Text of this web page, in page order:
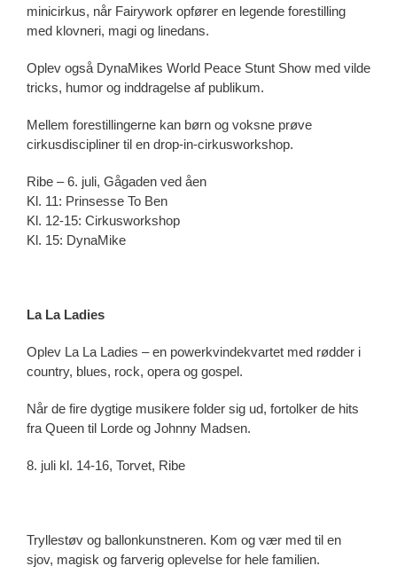
minicirkus, når Fairywork opfører en legende forestilling
med klovneri, magi og linedans.
Oplev også DynaMikes World Peace Stunt Show med vilde
tricks, humor og inddragelse af publikum.
Mellem forestillingerne kan børn og voksne prøve
cirkusdiscipliner til en drop-in-cirkusworkshop.
Ribe – 6. juli, Gågaden ved åen
Kl. 11: Prinsesse To Ben
Kl. 12-15: Cirkusworkshop
Kl. 15: DynaMike
La La Ladies
Oplev La La Ladies – en powerkvindekvartet med rødder i
country, blues, rock, opera og gospel.
Når de fire dygtige musikere folder sig ud, fortolker de hits
fra Queen til Lorde og Johnny Madsen.
8. juli kl. 14-16, Torvet, Ribe
Tryllestøv og ballonkunstneren. Kom og vær med til en
sjov, magisk og farverig oplevelse for hele familien.